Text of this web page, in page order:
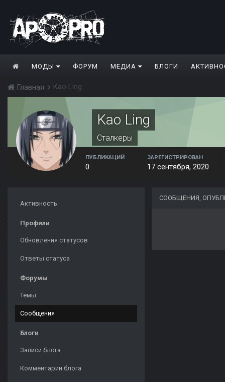
МОДЫ ФОРУМ МЕДИА БЛОГИ
Главная Kao Ling
Kao Ling
Сталкеры
ПУБЛИКАЦИЙ
0
ЗАРЕГИСТРИРОВАН
17 сентября, 2020
Активность
Профили
Обновления статусов
Ответы статуса
Форумы
Темы
Сообщения
Блоги
Записи блога
Комментарии блога
СООБЩЕНИЯ,